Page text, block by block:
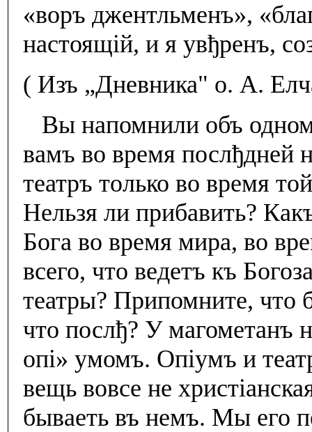
«воръ джентльменъ»,
настоящiй, и я увђренъ,
( Изъ „Дневника" о. А.
Вы напомнили объ
вамъ во время послђдней
театръ только во время
Нельзя ли прибавить?
Бога во время мира, во
всего, что ведетъ къ
театры? Припомните, что
что послђ? У магометанъ
опi» умомъ. Опiумъ и
вещь вовсе не
бываеть въ немъ. Мы его